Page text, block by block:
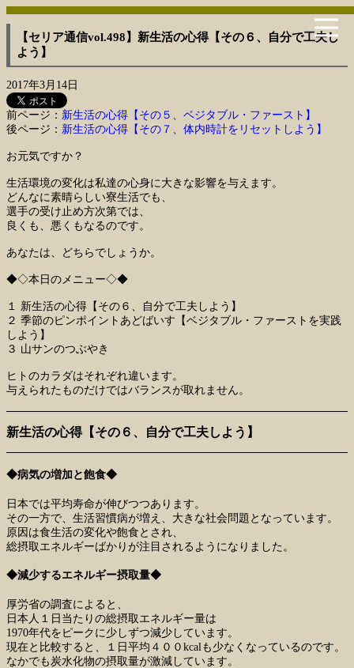
【セリア通信vol.498】新生活の心得【その６、自分で工夫し
よう】
2017年3月14日
前ページ： 新生活の心得【その５、ベジタブル・ファースト】
後ページ： 新生活の心得【その７、体内時計をリセットしよう】
お元気ですか？
生活環境の変化は私達の心身に大きな影響を与えます。
どんなに素晴らしい寮生活でも、
選手の受け止め方次第では、
良くも、悪くもなるのです。
あなたは、どちらでしょうか。
◆◇本日のメニュー◇◆
１ 新生活の心得【その６、自分で工夫しよう】
２ 季節のピンポイントあどばいす【ベジタブル・ファーストを実践
しよう】
３ 山サンのつぶやき
ヒトのカラダはそれぞれ違います。
与えられたものだけではバランスが取れません。
新生活の心得【その６、自分で工夫しよう】
◆病気の増加と飽食◆
日本では平均寿命が伸びつつあります。
その一方で、生活習慣病が増え、大きな社会問題となっています。
原因は食生活の変化や飽食とされ、
総摂取エネルギーばかりが注目されるようになりました。
◆減少するエネルギー摂取量◆
厚労省の調査によると、
日本人１日当たりの総摂取エネルギー量は
1970年代をピークに少しずつ減少しています。
現在と比較すると、１日平均４００kcalも少なくなっているのです。
なかでも炭水化物の摂取量が激減しています。